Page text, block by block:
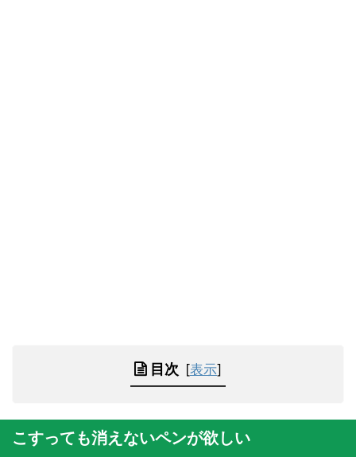
目次 [表示]
こすっても消えないペンが欲しい